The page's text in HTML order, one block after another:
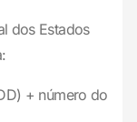
dos Estados
+ número do